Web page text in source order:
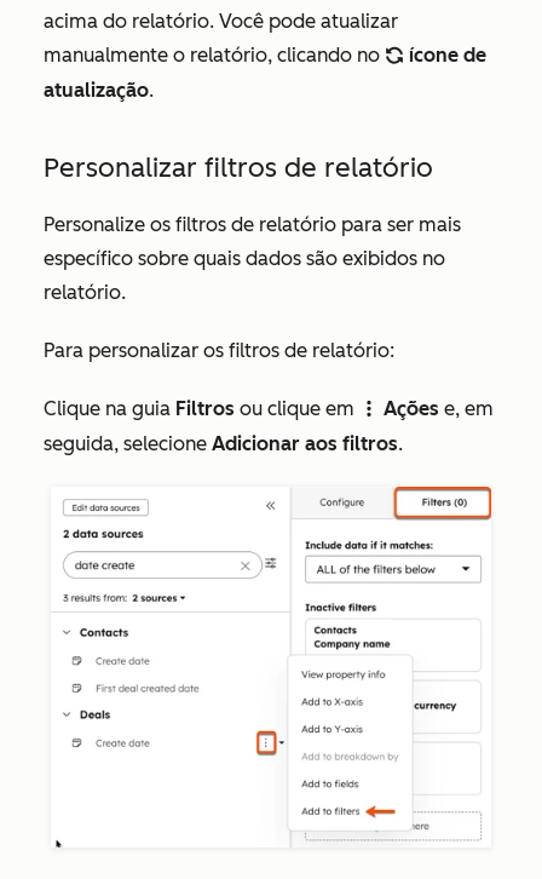
acima do relatório. Você pode atualizar
manualmente o relatório, clicando no refresh ícone de
atualização.
Personalizar filtros de relatório
Personalize os filtros de relatório para ser mais
específico sobre quais dados são exibidos no
relatório.
Para personalizar os filtros de relatório:
Clique na guia Filtros ou clique em verticalMenu Ações e, em
seguida, selecione Adicionar aos filtros.